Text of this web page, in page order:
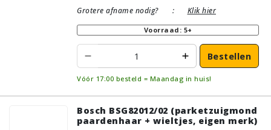
Grotere afname nodig?
: Klik hier
Voorraad: 5+
Bestellen
Vóór 17:00 besteld = Maandag in huis!
Bosch BSG82012/02 (parketzuigmond
paardenhaar + wieltjes, eigen merk)